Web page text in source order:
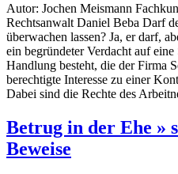
Autor: Jochen Meismann
Rechtsanwalt Daniel Beba Darf
überwachen lassen? Ja, er darf,
ein begründeter Verdacht auf
Handlung besteht, die der Firma
berechtigte Interesse zu einer
Dabei sind die Rechte des
Betrug in der Ehe »
Beweise